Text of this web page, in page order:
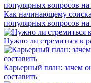
Как начинающему
популярных вопросов на
Нужно ли стремиться к
Карьерный план: зачем
составить